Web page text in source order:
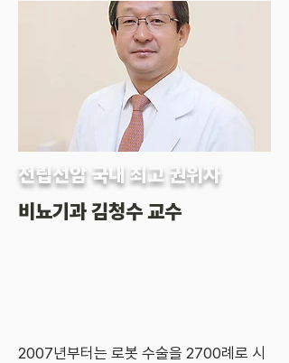
현) 비뇨의학과, 전립선암센터, 로봇수술센터
전) 서울아산병원 울산의대 비뇨의학과 교수
국내 최초 비뇨의학과전문센
장 '비뇨의학계 대통령'
전립선암의 국내 최고 권위자
"김청수 교수"
비뇨기종양 신장암, 방광암, 전립선암 로봇
2007년부터는 로봇 수술을 2700례로 시
​전립선암 국내 최고 권위자
비뇨기과 김청수 교수